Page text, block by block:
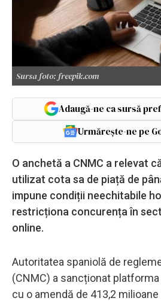
Sursa foto: freepik.com
Adaugă-ne ca sursă
Urmărește-ne pe
O anchetă a CNMC a relevat
utilizat cota sa de piață de
impune condiții neechitabile
restricționa concurența în
online.
Autoritatea spaniolă de
(CNMC) a sancționat
cu o amendă de 413,2